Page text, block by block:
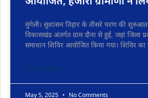
मुंगेली। सुशासन तिहार के तीसरे चरण की
विकासखंड अंतर्गत ग्राम दौना से हुई, जहां जिला
समाधान शिविर आयोजित किया गया। शिविर का
READ MORE »
May 5, 2025 No Comments